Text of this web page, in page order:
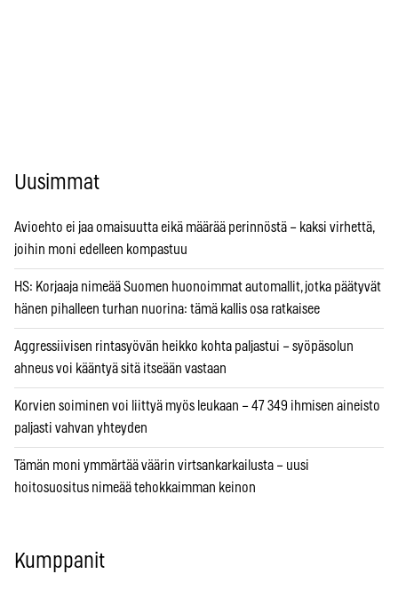
Uusimmat
Avioehto ei jaa omaisuutta eikä määrää perinnöstä – kaksi virhettä,
joihin moni edelleen kompastuu
HS: Korjaaja nimeää Suomen huonoimmat automallit, jotka päätyvät
hänen pihalleen turhan nuorina: tämä kallis osa ratkaisee
Aggressiivisen rintasyövän heikko kohta paljastui – syöpäsolun
ahneus voi kääntyä sitä itseään vastaan
Korvien soiminen voi liittyä myös leukaan – 47 349 ihmisen aineisto
paljasti vahvan yhteyden
Tämän moni ymmärtää väärin virtsankarkailusta – uusi
hoitosuositus nimeää tehokkaimman keinon
Kumppanit